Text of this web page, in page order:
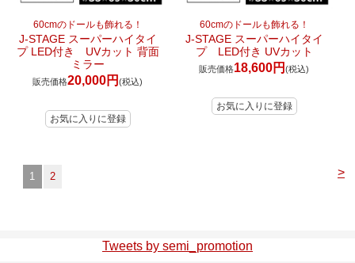
60cmのドールも飾れる！
J-STAGE スーパーハイタイ
プ LED付き UVカット 背面
ミラー
販売価格20,000円(税込)
60cmのドールも飾れる！
J-STAGE スーパーハイタイ
プ LED付き UVカット
販売価格18,600円(税込)
>
1 2
Tweets by semi_promotion